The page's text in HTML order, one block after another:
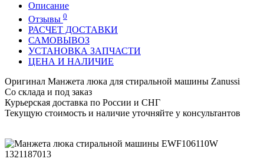
Описание
Отзывы 0
РАСЧЕТ ДОСТАВКИ
САМОВЫВОЗ
УСТАНОВКА ЗАПЧАСТИ
ЦЕНА И НАЛИЧИЕ
Оригинал Манжета люка для стиральной машины Zanussi
Со склада и под заказ
Курьерская доставка по России и СНГ
Текущую стоимость и наличие уточняйте у консультантов